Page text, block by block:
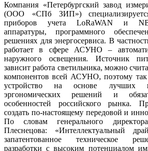
Компания «Петербургский завод
(ООО «СПб ЗИП»)
приборов учета LoRa­WAN и NB-
аппаратуры, программного
решениях для энергосервиса. В
работает в сфере ­АСУНО –
наружного освещения. Источник
зависит работа светильника, можно
компонентов всей ­АСУНО, поэтому так
устройство на основе лучших
эргономических решений и
особенностей российского рынка.
создать по-настоящему передовой и
По словам генерального
Плеснецова: «Интеллектуальный
запатентованное техническое
разработки с высоким потенциалом